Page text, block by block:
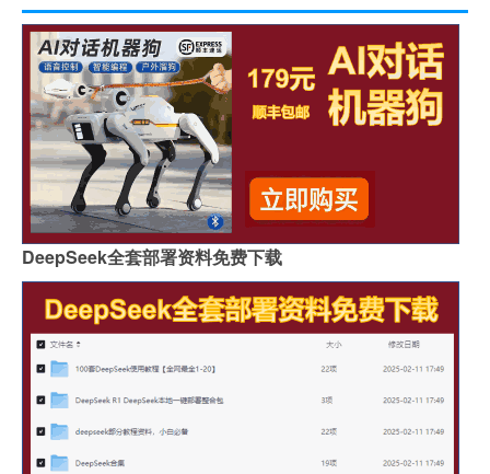
DeepSeek全套部署资料免费下载